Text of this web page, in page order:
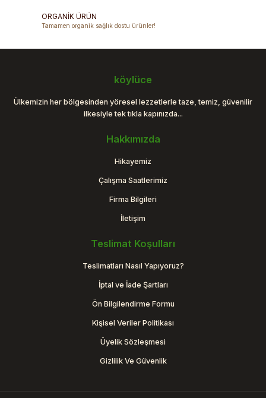
ORGANİK ÜRÜN
Tamamen organik sağlık dostu ürünler!
köylüce
Ülkemizin her bölgesinden yöresel lezzetlerle taze, temiz, güvenilir
ilkesiyle tek tıkla kapınızda...
Hakkımızda
Hikayemiz
Çalışma Saatlerimiz
Firma Bilgileri
İletişim
Teslimat Koşulları
Teslimatları Nasıl Yapıyoruz?
İptal ve İade Şartları
Ön Bilgilendirme Formu
Kişisel Veriler Politikası
Üyelik Sözleşmesi
Gizlilik Ve Güvenlik